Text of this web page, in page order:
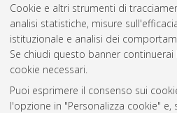
Cookie e altri strumenti di
analisi statistiche, misure
istituzionale e analisi dei
Se chiudi questo banner continuerai
cookie necessari.
Puoi esprimere il consenso sui
l'opzione in "Personalizza cookie"
Questa lista e' stata generata
Atom
Rss 1.0